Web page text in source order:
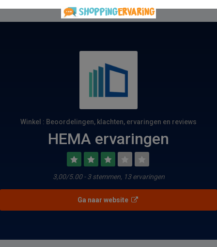
Winkel : Beoordelingen, klachten, ervaringen en reviews
HEMA ervaringen
3,00/5.00 - 3 stemmen, 13 ervaringen
Ga naar website